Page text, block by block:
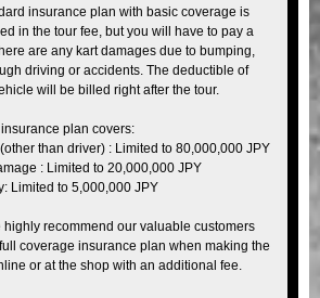
insurance plan with basic coverage is
in the tour fee, but you will have to pay a
are any kart damages due to bumping,
driving or accidents. The deductible of
will be billed right after the tour.
plan covers:
than driver) : Limited to 80,000,000 JPY
: Limited to 20,000,000 JPY
Limited to 5,000,000 JPY
highly recommend our valuable customers
coverage insurance plan when making the
or at the shop with an additional fee.